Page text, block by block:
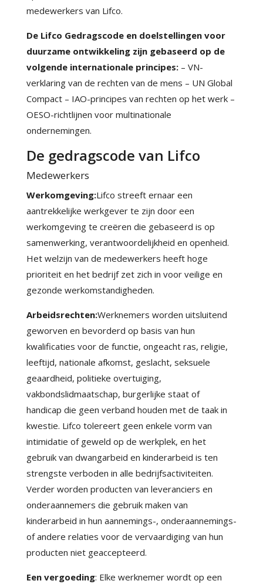
medewerkers van Lifco.
De Lifco Gedragscode en doelstellingen voor
duurzame ontwikkeling zijn gebaseerd op de
volgende internationale principes:– VN-
verklaring van de rechten van de mens – UN Global
Compact – IAO-principes van rechten op het werk –
OESO-richtlijnen voor multinationale
ondernemingen.
De gedragscode van Lifco
Medewerkers
Werkomgeving:Lifco streeft ernaar een
aantrekkelijke werkgever te zijn door een
werkomgeving te creëren die gebaseerd is op
samenwerking, verantwoordelijkheid en openheid.
Het welzijn van de medewerkers heeft hoge
prioriteit en het bedrijf zet zich in voor veilige en
gezonde werkomstandigheden.
Arbeidsrechten:Werknemers worden uitsluitend
geworven en bevorderd op basis van hun
kwalificaties voor de functie, ongeacht ras, religie,
leeftijd, nationale afkomst, geslacht, seksuele
geaardheid, politieke overtuiging,
vakbondslidmaatschap, burgerlijke staat of
handicap die geen verband houden met de taak in
kwestie. Lifco tolereert geen enkele vorm van
intimidatie of geweld op de werkplek, en het
gebruik van dwangarbeid en kinderarbeid is ten
strengste verboden in alle bedrijfsactiviteiten.
Verder worden producten van leveranciers en
onderaannemers die gebruik maken van
kinderarbeid in hun aannemings-, onderaannemings-
of andere relaties voor de vervaardiging van hun
producten niet geaccepteerd.
Een vergoeding: Elke werknemer wordt op een